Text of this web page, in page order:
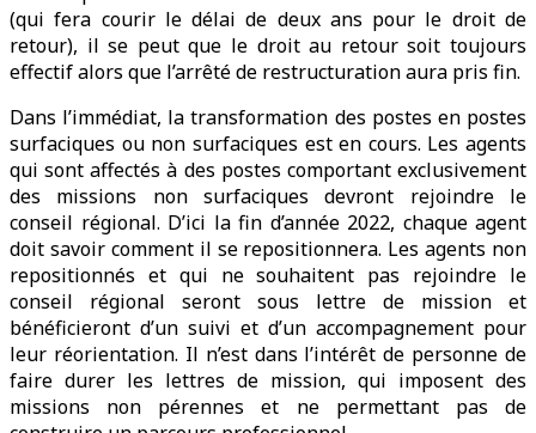
(qui fera courir le délai de deux ans pour le droit de
retour), il se peut que le droit au retour soit toujours
effectif alors que l’arrêté de restructuration aura pris fin.
Dans l’immédiat, la transformation des postes en postes
surfaciques ou non surfaciques est en cours. Les agents
qui sont affectés à des postes comportant exclusivement
des missions non surfaciques devront rejoindre le
conseil régional. D’ici la fin d’année 2022, chaque agent
doit savoir comment il se repositionnera. Les agents non
repositionnés et qui ne souhaitent pas rejoindre le
conseil régional seront sous lettre de mission et
bénéficieront d’un suivi et d’un accompagnement pour
leur réorientation. Il n’est dans l’intérêt de personne de
faire durer les lettres de mission, qui imposent des
missions non pérennes et ne permettant pas de